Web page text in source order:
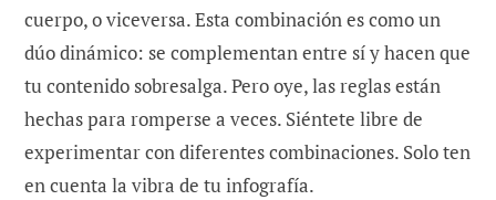
cuerpo, o viceversa. Esta combinación es como un
dúo dinámico: se complementan entre sí y hacen que
tu contenido sobresalga. Pero oye, las reglas están
hechas para romperse a veces. Siéntete libre de
experimentar con diferentes combinaciones. Solo ten
en cuenta la vibra de tu infografía.